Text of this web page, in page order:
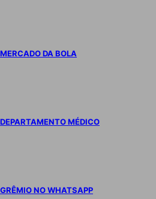
MERCADO DA BOLA
DEPARTAMENTO MÉDICO
GRÊMIO NO WHATSAPP